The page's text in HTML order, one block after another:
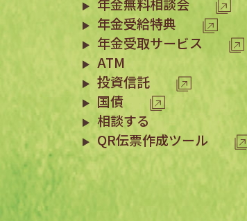
年金無料相談会
年金受給特典
年金受取サービス
ATM
投資信託
国債
相談する
QR伝票作成ツール